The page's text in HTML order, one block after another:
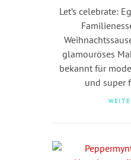
Let’s celebrate:
glamouröses
bekannt für
und super